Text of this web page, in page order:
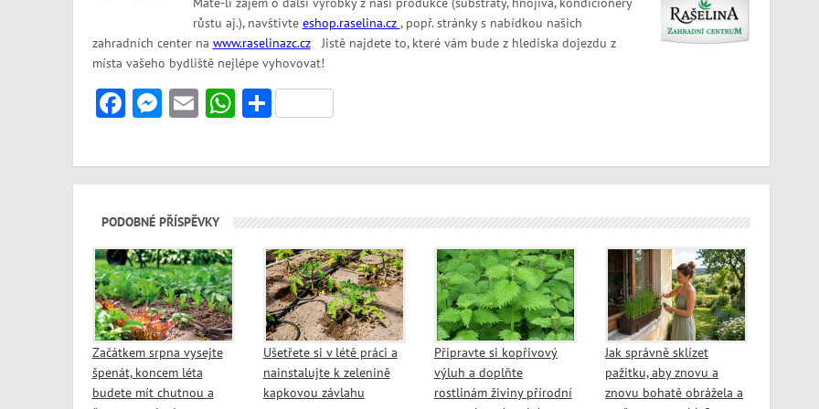
Máte-li zájem o další výrobky z naší produkce (substráty, hnojiva, kondicionéry
růstu aj.), navštivte eshop.raselina.cz , popř. stránky s nabídkou našich
zahradních center na www.raselinazc.czJistě najdete to, které vám bude z hlediska dojezdu z
místa vašeho bydliště nejlépe vyhovovat!
Facebook
Messenger
EmailWhatsApp
Share
PODOBNÉ PŘÍSPĚVKY
Začátkem srpna vysejte
špenát, koncem léta
budete mít chutnou a
Ušetřete si v létě práci a
nainstalujte k zelenině
kapkovou závlahu
Připravte si kopřivový
výluh a doplňte
rostlinám živiny přírodní
Jak správně sklízet
pažitku, aby znovu a
znovu bohatě obrážela a